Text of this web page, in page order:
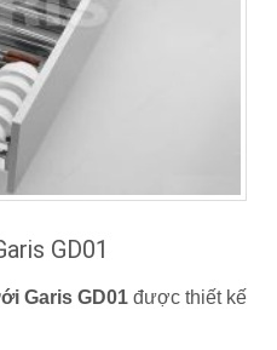
GD01
Garis GD01 được thiết kế